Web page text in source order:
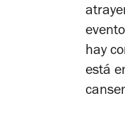
hay
está